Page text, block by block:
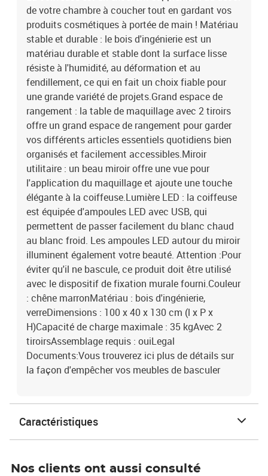
beauté. Attention :Pour éviter qu'il ne bascule, ce produit doit être
utilisé avec le dispositif de fixation murale fourni.Couleur : chêne
marronMatériau : bois d'ingénierie, verreDimensions : 100 x 40 x
130 cm (l x P x H)Capacité de charge maximale : 35 kgAvec 2
tiroirsAssemblage requis : ouiLegal Documents:Vous trouverez ici
plus de détails sur la façon d'empêcher vos meubles de basculer
de votre chambre à coucher tout en gardant vos
produits cosmétiques à portée de main ! Matériau
stable et durable : le bois d'ingénierie est un
matériau durable et stable dont la surface lisse
résiste à l'humidité, au déformation et au
fendillement, ce qui en fait un choix fiable pour
une grande variété de projets.Grand espace de
rangement : la table de maquillage avec 2 tiroirs
offre un grand espace de rangement pour garder
vos différents articles essentiels quotidiens bien
organisés et facilement accessibles.Miroir
utilitaire : un beau miroir offre une vue pour
l'application du maquillage et ajoute une touche
élégante à la coiffeuse.Lumière LED : la coiffeuse
est équipée d'ampoules LED avec USB, qui
permettent de passer facilement du blanc chaud
au blanc froid. Les ampoules LED autour du miroir
illuminent également votre beauté. Attention :Pour
éviter qu'il ne bascule, ce produit doit être utilisé
avec le dispositif de fixation murale fourni.Couleur
: chêne marronMatériau : bois d'ingénierie,
verreDimensions : 100 x 40 x 130 cm (l x P x
H)Capacité de charge maximale : 35 kgAvec 2
tiroirsAssemblage requis : ouiLegal
Documents:Vous trouverez ici plus de détails sur
la façon d'empêcher vos meubles de basculer
Caractéristiques
Nos clients ont aussi consulté